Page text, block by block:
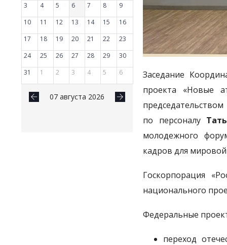
3
4 5 6 7 8
9
10
11 12 13 14 15
16
17
18 19 20 21 22
23
24
25 26 27 28 29
30
31
1 2 3 4 5 6
07 августа 2026
Заседание
проекта «Новые
по персоналу
молодежного
кадров для
Госкорпорация
национального
Федеральные
переход